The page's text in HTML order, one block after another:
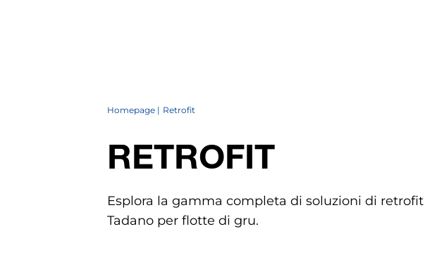
Homepage Retrofit
RETROFIT
Esplora la gamma completa di soluzioni di retrofit
Tadano per flotte di gru.